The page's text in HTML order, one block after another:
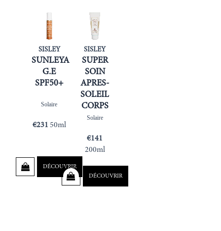
SISLEY
SUNLEYA
G.E
SPF50+
Solaire
€231 50ml
DÉCOUVRIR
SISLEY
SUPER
SOIN
APRES-
SOLEIL
CORPS
Solaire
€141
200ml
DÉCOUVRIR